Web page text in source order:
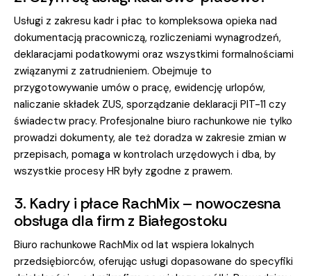
Usługi z zakresu kadr i płac to kompleksowa opieka nad
dokumentacją pracowniczą, rozliczeniami wynagrodzeń,
deklaracjami podatkowymi oraz wszystkimi formalnościami
związanymi z zatrudnieniem. Obejmuje to
przygotowywanie umów o pracę, ewidencję urlopów,
naliczanie składek ZUS, sporządzanie deklaracji PIT-11 czy
świadectw pracy. Profesjonalne biuro rachunkowe nie tylko
prowadzi dokumenty, ale też doradza w zakresie zmian w
przepisach, pomaga w kontrolach urzędowych i dba, by
wszystkie procesy HR były zgodne z prawem.
3. Kadry i płace RachMix – nowoczesna
obsługa dla firm z Białegostoku
Biuro rachunkowe RachMix od lat wspiera lokalnych
przedsiębiorców, oferując usługi dopasowane do specyfiki